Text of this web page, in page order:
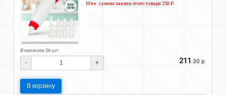
Мин. сумма заказа этого товара 250 ₽.
В наличии 36 шт.
- + 211 .30 р.
В корзину